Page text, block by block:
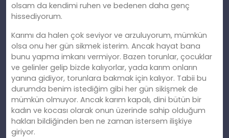
olsam da kendimi ruhen ve bedenen daha genç
hissediyorum.
Karımı da halen çok seviyor ve arzuluyorum, mümkün
olsa onu her gün sikmek isterim. Ancak hayat bana
bunu yapma imkanı vermiyor. Bazen torunlar, çocuklar
ve gelinler gelip bizde kalıyorlar, yada karım onların
yanına gidiyor, torunlara bakmak için kalıyor. Tabii bu
durumda benim istediğim gibi her gün sikişmek de
mümkün olmuyor. Ancak karım kapalı, dini bütün bir
kadın ve kocası olarak onun üzerinde sahip olduğum
hakları bildiğinden ben ne zaman istersem ilişkiye
giriyor.